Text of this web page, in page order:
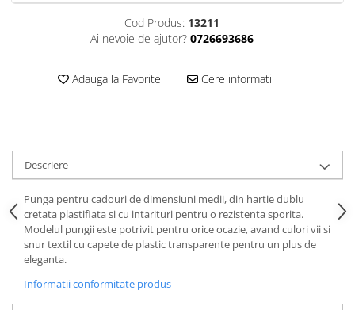
Cod Produs: 13211
Ai nevoie de ajutor? 0726693686
Adauga la Favorite Cere informatii
Descriere
Punga pentru cadouri de dimensiuni medii, din hartie dublu
cretata plastifiata si cu intarituri pentru o rezistenta sporita.
Modelul pungii este potrivit pentru orice ocazie, avand culori vii si
snur textil cu capete de plastic transparente pentru un plus de
eleganta.
Informatii conformitate produs